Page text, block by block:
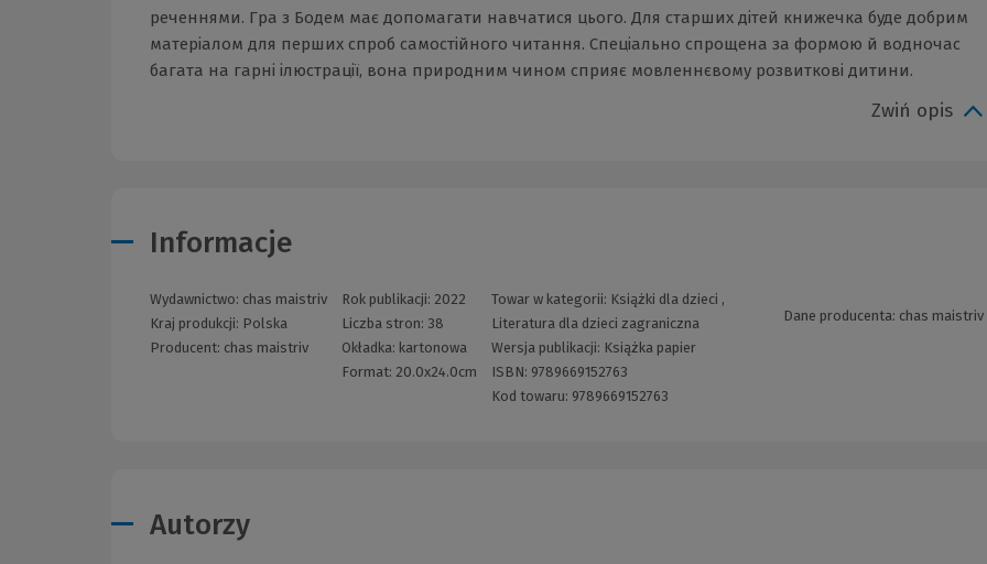
реченнями. Гра з Бодем має допомагати навчатися цього. Для старших дітей книжечка буде добрим
матеріалом для перших спроб самостійного читання. Спеціально спрощена за формою й водночас
багата на гарні ілюстрації, вона природним чином сприяє мовленнєвому розвиткові дитини.
Zwiń opis
Informacje
Wydawnictwo: chas maistriv
Kraj produkcji: Polska
Producent: chas maistriv
Rok publikacji: 2022
Liczba stron: 38
Okładka: kartonowa
Format: 20.0x24.0cm
Towar w kategorii: Książki dla dzieci ,
Literatura dla dzieci zagraniczna
Wersja publikacji: Książka papier
ISBN: 9789669152763
Kod towaru: 9789669152763
Dane producenta: chas maistriv
Autorzy